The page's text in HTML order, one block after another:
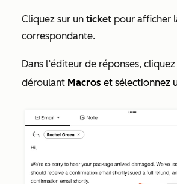
Cliquez sur un ticket pour afficher
correspondante.
Dans l’éditeur de réponses,
déroulant Macros et sélectionnez